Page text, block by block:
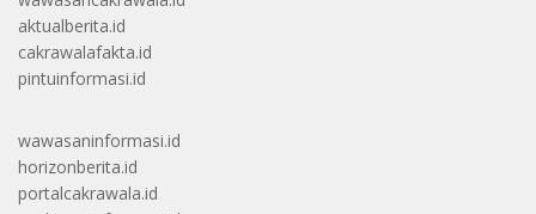
aktualberita.id
cakrawalafakta.id
pintuinformasi.id
wawasaninformasi.id
horizonberita.id
portalcakrawala.id